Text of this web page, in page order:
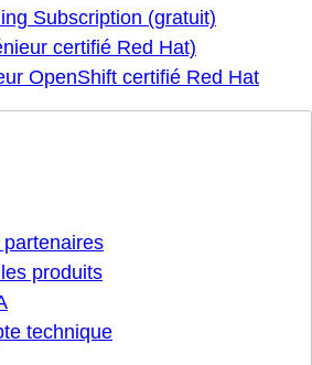
Subscription (gratuit)
certifié Red Hat)
OpenShift certifié Red Hat
produits
technique